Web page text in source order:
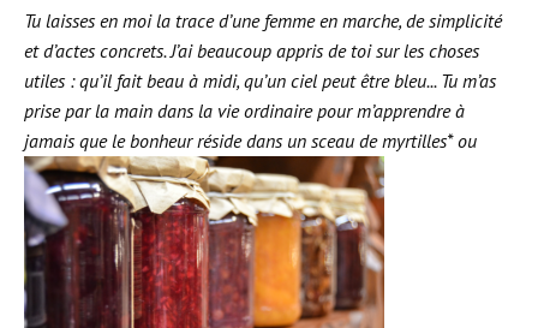
Tu laisses en moi la trace d’une femme en marche, de simplicité
et d’actes concrets. J’ai beaucoup appris de toi sur les choses
utiles : qu’il fait beau à midi, qu’un ciel peut être bleu... Tu m’as
prise par la main dans la vie ordinaire pour m’apprendre à
jamais que le bonheur réside dans un sceau de myrtilles* ou